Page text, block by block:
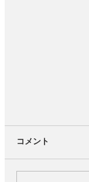
コメント